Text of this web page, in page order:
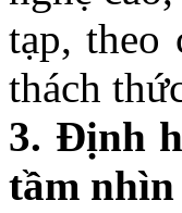
tạp, theo
thách
3. Định
tầm nhìn